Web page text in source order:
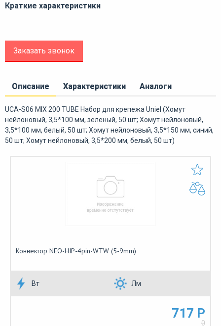
Краткие характеристики
Заказать звонок
Описание Характеристики Аналоги
UCA-S06 MIX 200 TUBE Набор для крепежа Uniel (Хомут
нейлоновый, 3,5*100 мм, зеленый, 50 шт; Хомут нейлоновый,
3,5*100 мм, белый, 50 шт; Хомут нейлоновый, 3,5*150 мм, синий,
50 шт; Хомут нейлоновый, 3,5*200 мм, белый, 50 шт)
Коннектор NEO-HIP-4pin-WTW (5-9mm)
Вт Лм
717 Р
0